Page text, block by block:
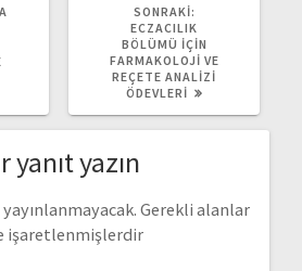
SONRAKI:
YAZI:
ECZACILIK
BÖLÜMÜ İÇIN
FARMAKOLOJI VE
REÇETE ANALIZI
ÖDEVLERI
yanıt yazın
Gerekli alanlar
işaretlenmişlerdir